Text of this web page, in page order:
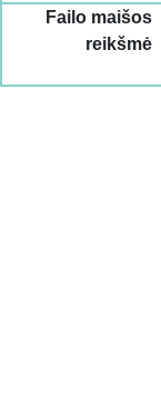
Failo maišos
reikšmė